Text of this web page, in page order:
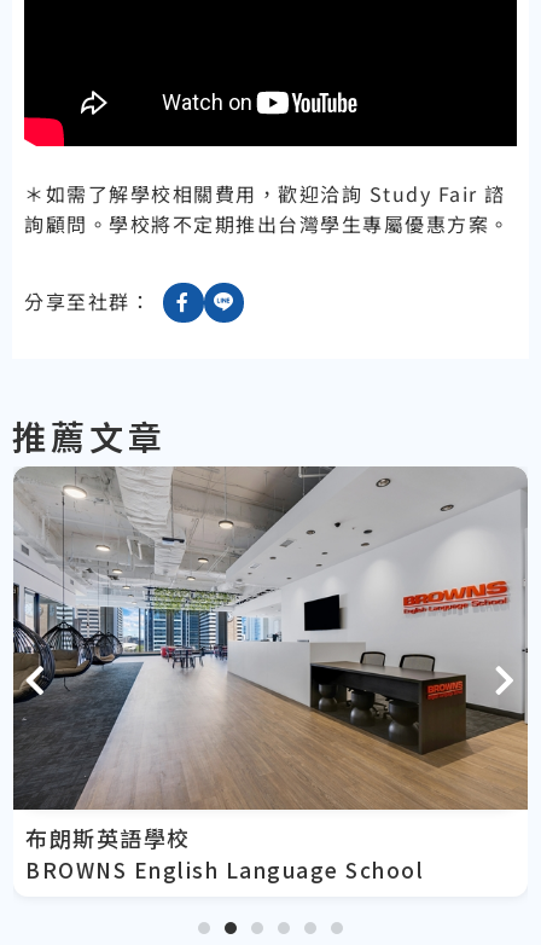
＊如需了解學校相關費用，歡迎洽詢 Study Fair 諮
詢顧問。學校將不定期推出台灣學生專屬優惠方案。
分享至社群：
推薦文章
布朗斯英語學校
BROWNS English Language School